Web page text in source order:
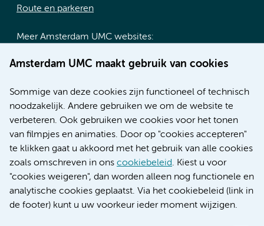
Amsterdam UMC maakt gebruik van cookies
Sommige van deze cookies zijn functioneel of technisch
noodzakelijk. Andere gebruiken we om de website te
verbeteren. Ook gebruiken we cookies voor het tonen
van filmpjes en animaties. Door op "cookies accepteren"
te klikken gaat u akkoord met het gebruik van alle cookies
zoals omschreven in ons cookiebeleid. Kiest u voor
"cookies weigeren", dan worden alleen nog functionele en
analytische cookies geplaatst. Via het cookiebeleid (link in
de footer) kunt u uw voorkeur ieder moment wijzigen.
Route en parkeren
Meer Amsterdam UMC websites:
Werken bij Amsterdam UMC
Nieuws
Research
Educatie locatie AMC
Educatie locatie VUmc
Verwijzen & diagnostiek